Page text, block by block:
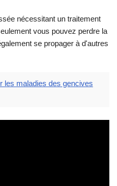
nécessitant un traitement
vous pouvez perdre la
se propager à d'autres
les maladies des gencives